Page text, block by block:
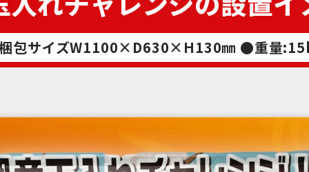
包サイズW1100×D630×H130㎜ ●重量